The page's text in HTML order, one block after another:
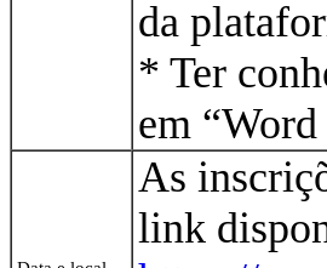
da
* Ter
em “Word
As
link